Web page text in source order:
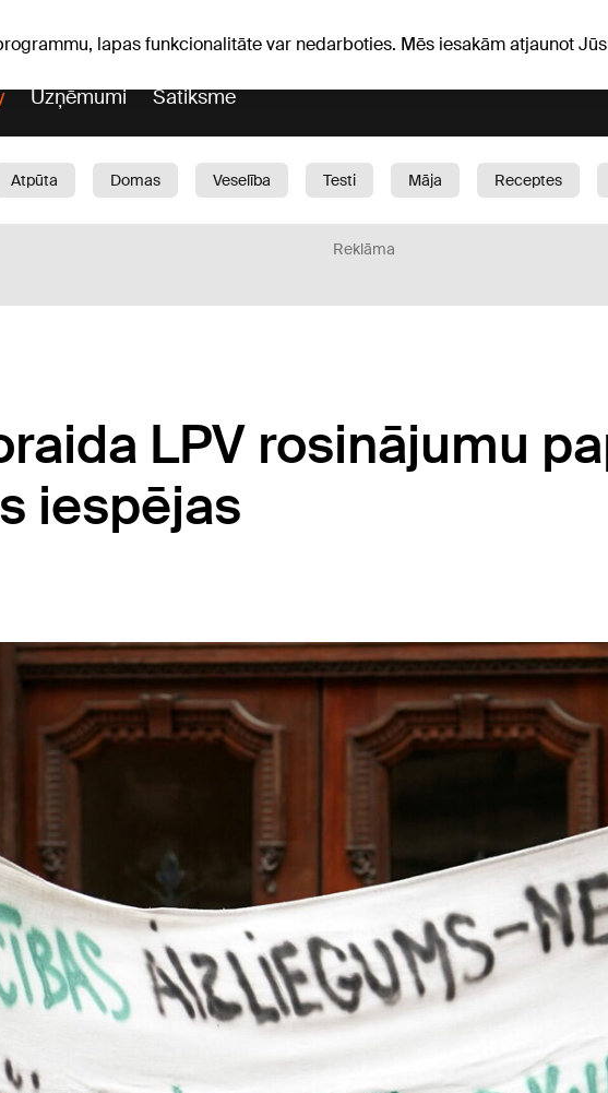
lapas funkcionalitāte var nedarboties. Mēs iesakām atjaunot
Uzņēmumi Satiksme
Atpūta Domas Veselība Testi Māja Receptes
Reklāma
LPV rosinājumu
iespējas